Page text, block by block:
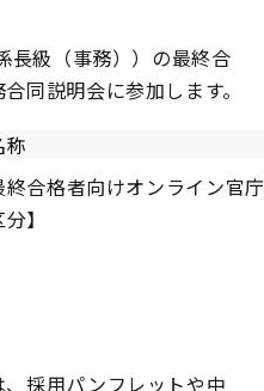
長級（事務））の最終合
同説明会に参加します。
称
終合格者向けオンライン官
分】
採用パンフレットや中